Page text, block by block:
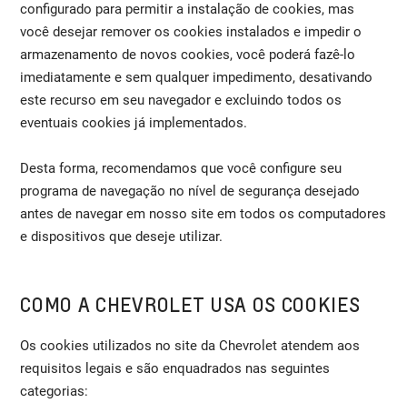
configurado para permitir a instalação de cookies, mas
você desejar remover os cookies instalados e impedir o
armazenamento de novos cookies, você poderá fazê-lo
imediatamente e sem qualquer impedimento, desativando
este recurso em seu navegador e excluindo todos os
eventuais cookies já implementados.
Desta forma, recomendamos que você configure seu
programa de navegação no nível de segurança desejado
antes de navegar em nosso site em todos os computadores
e dispositivos que deseje utilizar.
COMO A CHEVROLET USA OS COOKIES
Os cookies utilizados no site da Chevrolet atendem aos
requisitos legais e são enquadrados nas seguintes
categorias: